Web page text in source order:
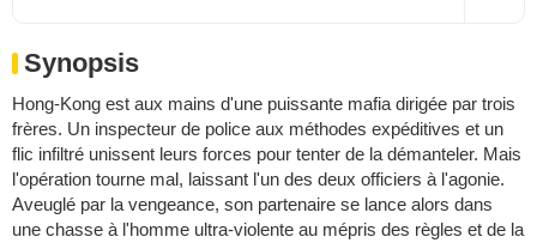
Synopsis
Hong-Kong est aux mains d'une puissante mafia dirigée par trois
frères. Un inspecteur de police aux méthodes expéditives et un
flic infiltré unissent leurs forces pour tenter de la démanteler. Mais
l'opération tourne mal, laissant l'un des deux officiers à l'agonie.
Aveuglé par la vengeance, son partenaire se lance alors dans
une chasse à l'homme ultra-violente au mépris des règles et de la